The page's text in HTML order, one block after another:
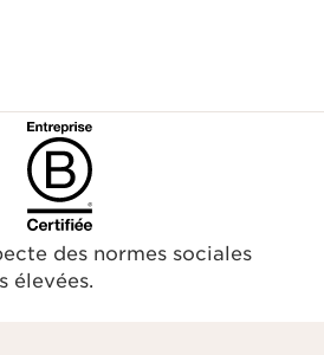
des normes sociales
élevées.